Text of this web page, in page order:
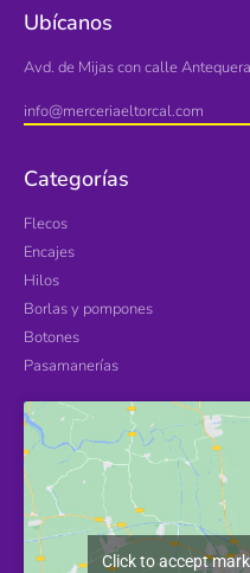
Ubícanos
Avd. de Mijas con calle
info@merceriaeltorcal.com
Categorías
Flecos
Encajes
Hilos
Borlas y pompones
Botones
Pasamanerías
Click to accept